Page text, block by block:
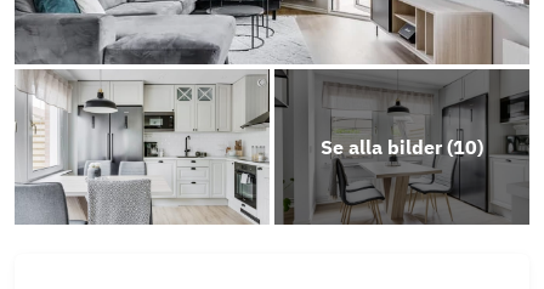
Se alla bilder (10)